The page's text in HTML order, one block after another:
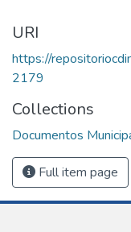
URI
https://
2179
Collections
Documentos
Full item page